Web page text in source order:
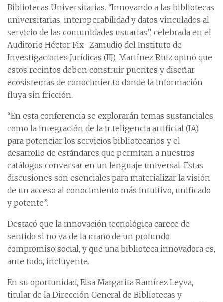
Bibliotecas Universitarias. “Innovando a las bibliotecas
universitarias, interoperabilidad y datos vinculados al
servicio de las comunidades usuarias”, celebrada en el
Auditorio Héctor Fix- Zamudio del Instituto de
Investigaciones Jurídicas (IIJ), Martínez Ruiz opinó que
estos recintos deben construir puentes y diseñar
ecosistemas de conocimiento donde la información
fluya sin fricción.
“En esta conferencia se explorarán temas sustanciales
como la integración de la inteligencia artificial (IA)
para potenciar los servicios bibliotecarios y el
desarrollo de estándares que permitan a nuestros
catálogos conversar en un lenguaje universal. Estas
discusiones son esenciales para materializar la visión
de un acceso al conocimiento más intuitivo, unificado
y potente”.
Destacó que la innovación tecnológica carece de
sentido si no va de la mano de un profundo
compromiso social, y que una biblioteca innovadora es,
ante todo, incluyente.
En su oportunidad, Elsa Margarita Ramírez Leyva,
titular de la Dirección General de Bibliotecas y